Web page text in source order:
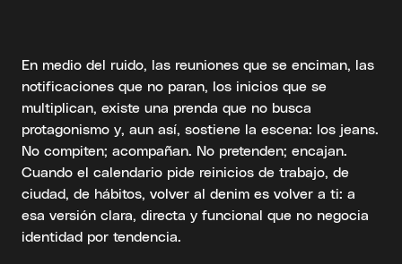
En medio del ruido, las reuniones que se enciman, las
notificaciones que no paran, los inicios que se
multiplican, existe una prenda que no busca
protagonismo y, aun así, sostiene la escena: los jeans.
No compiten; acompañan. No pretenden; encajan.
Cuando el calendario pide reinicios de trabajo, de
ciudad, de hábitos, volver al denim es volver a ti: a
esa versión clara, directa y funcional que no negocia
identidad por tendencia.